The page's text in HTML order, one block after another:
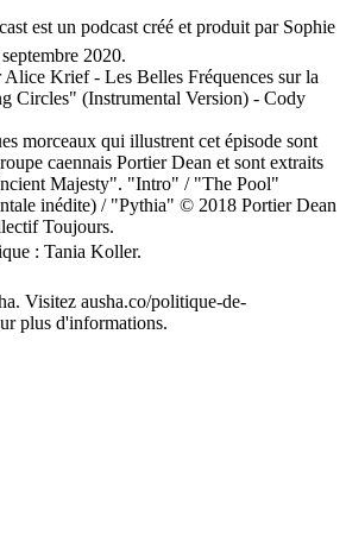
est un podcast créé et produit par Sophie
2020.
Alice Krief - Les Belles Fréquences sur la
Circles" (Instrumental Version) - Cody
morceaux qui illustrent cet épisode sont
caennais Portier Dean et sont extraits
Majesty". "Intro" / "The Pool"
inédite) / "Pythia" © 2018 Portier Dean
Toujours.
: Tania Koller.
Visitez ausha.co/politique-de-
plus d'informations.